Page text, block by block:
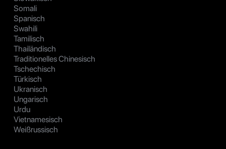
Somali
Spanisch
Swahili
Tamilisch
Thailändisch
Traditionelles Chinesisch
Tschechisch
Türkisch
Ukranisch
Ungarisch
Urdu
Vietnamesisch
Weißrussisch